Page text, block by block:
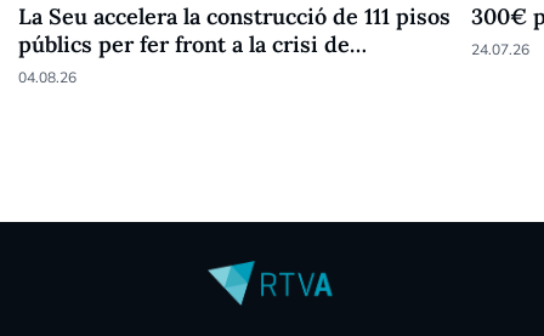
La Seu accelera la construcció de 111 pisos
públics per fer front a la crisi de
l'habitatge
04.08.26
300€
24.07.26